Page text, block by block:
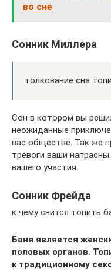
во сне
Сонник Миллера
толкование сна
Сон в котором вы
неожиданные
вас обществе. Так же
тревоги ваши
вашего участия.
Сонник Фрейда
к чему снится топить
Баня является
половых органов.
к традиционному